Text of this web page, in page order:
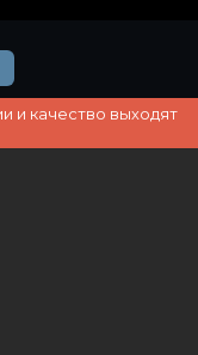
и качество выходят